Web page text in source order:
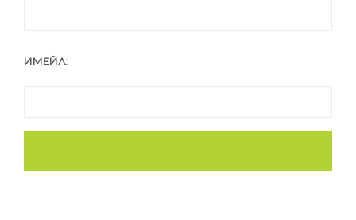
ИМЕЙЛ: